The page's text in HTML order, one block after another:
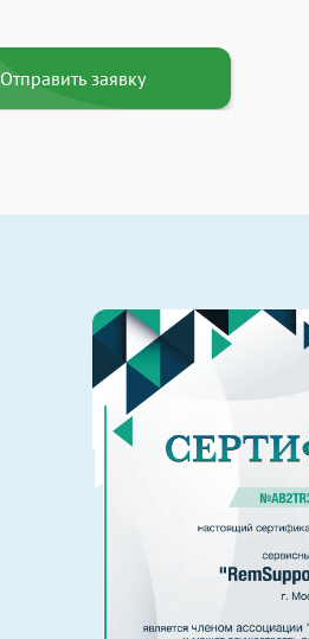
Отправить заявку